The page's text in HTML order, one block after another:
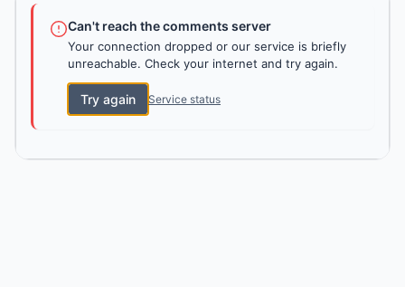
Can't reach the comments server
Your connection dropped or our service is briefly
unreachable. Check your internet and try again.
Try again Service status